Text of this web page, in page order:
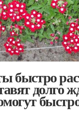
быстро
долго